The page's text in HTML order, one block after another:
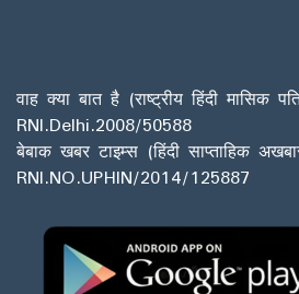
वाह क्या बात है (राष्ट्रीय हिंदी मासिक
RNI.Delhi.2008/50588
बेबाक खबर टाइम्स (हिंदी साप्ताहिक
RNI.NO.UPHIN/2014/125887